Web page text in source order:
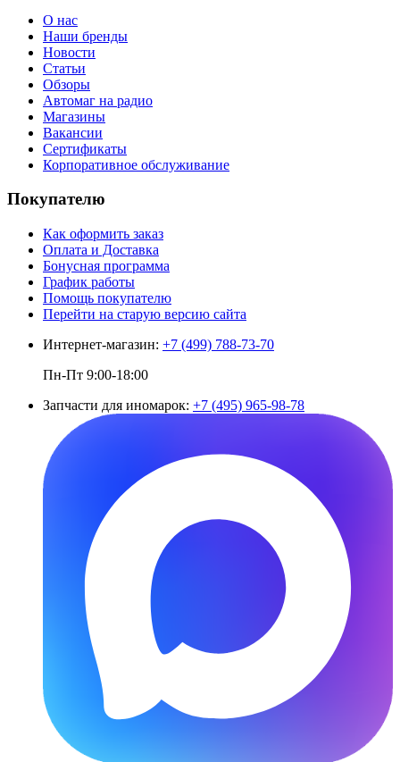
О нас
Наши бренды
Новости
Статьи
Обзоры
Автомаг на радио
Магазины
Вакансии
Сертификаты
Корпоративное обслуживание
Покупателю
Как оформить заказ
Оплата и Доставка
Бонусная программа
График работы
Помощь покупателю
Перейти на старую версию сайта
Интернет-магазин: +7 (499) 788-73-70
Пн-Пт 9:00-18:00
Запчасти для иномарок: +7 (495) 965-98-78